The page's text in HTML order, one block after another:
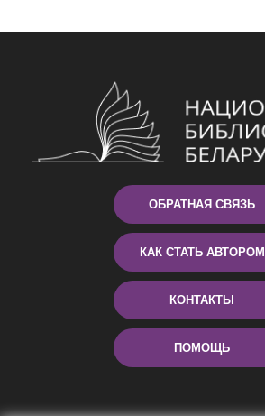
ОБРАТНАЯ СВЯЗЬ
КАК СТАТЬ АВТОРОМ
КОНТАКТЫ
ПОМОЩЬ